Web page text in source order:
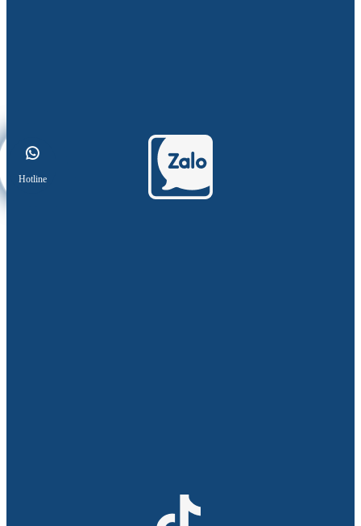
Hotline